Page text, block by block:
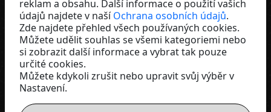
reklam a obsahu. Další informace o použití vašich
údajů najdete v našíOchrana osobních údajů.
Zde najdete přehled všech používaných cookies.
Můžete udělit souhlas se všemi kategoriemi nebo
si zobrazit další informace a vybrat tak pouze
určité cookies.
Můžete kdykoli zrušit nebo upravit svůj výběr v
Nastavení.